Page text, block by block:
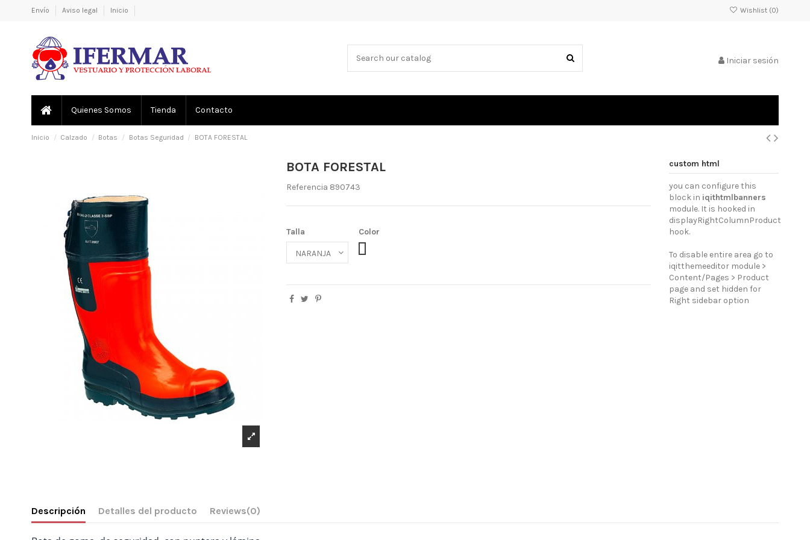
Envío Aviso legal Inicio Wishlist (0)
Iniciar sesión
Quienes Somos Tienda Contacto
Inicio Calzado Botas Botas Seguridad BOTA FORESTAL
BOTA FORESTAL
Referencia 890743
Talla
Color
custom html
you can configure this
block in iqithtmlbanners
module. It is hooked in
displayRightColumnProduct
hook.
To disable entire area go to
iqitthemeeditor module >
Content/Pages > Product
page and set hidden for
Right sidebar option
Descripción Detalles del producto Reviews(0)